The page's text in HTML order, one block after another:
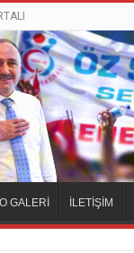
GALERİ İLETİŞİM